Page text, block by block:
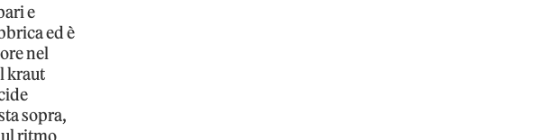
e
ed è
nel
kraut
sopra,
ritmo